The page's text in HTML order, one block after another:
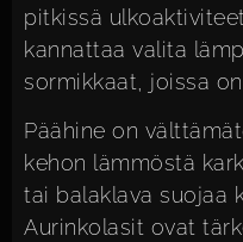
pitkissä
kannattaa valita
sormikkaat, joissa
Päähine on
kehon lämmöstä
tai balaklava suojaa
Aurinkolasit ovat